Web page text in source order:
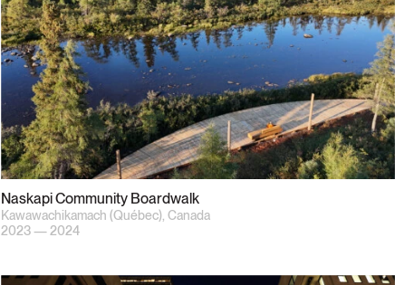
Naskapi Community Boardwalk
Kawawachikamach (Québec), Canada
2023 — 2024